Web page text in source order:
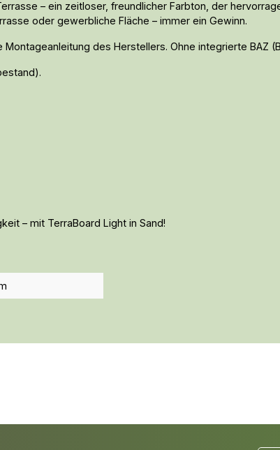
– ein zeitloser, freundlicher Farbton, der
oder gewerbliche Fläche – immer ein Gewinn.
des Herstellers. Ohne integrierte BAZ
– mit TerraBoard Light in Sand!